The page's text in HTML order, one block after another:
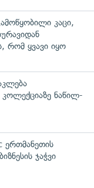
კაცი,
რომ ყვავი იყო
ნაწილ-
ჯაჭვი